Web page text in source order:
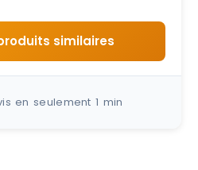
similaires
en seulement 1 min